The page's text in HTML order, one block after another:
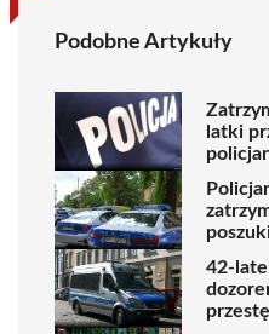
Podobne Artykuły
latki
42-